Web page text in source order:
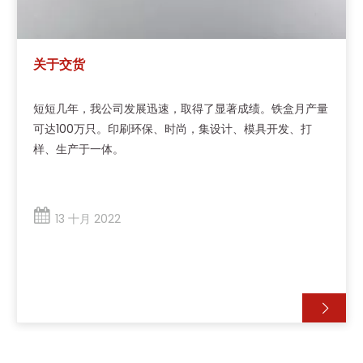
关于交货
短短几年，我公司发展迅速，取得了显著成绩。铁盒月产量
可达100万只。印刷环保、时尚，集设计、模具开发、打
样、生产于一体。
13 十月 2022